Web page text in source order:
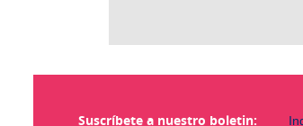
Suscríbete a nuestro boletin: